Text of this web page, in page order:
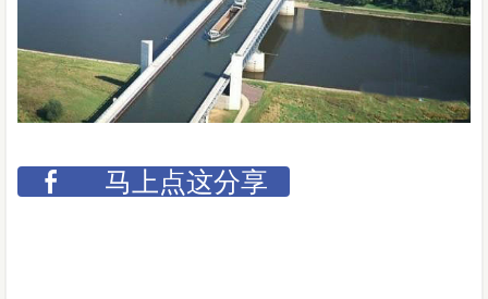
马上点这分享